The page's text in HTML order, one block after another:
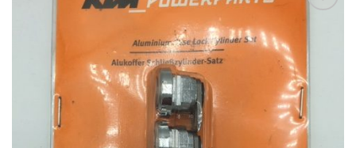
dei
desideri